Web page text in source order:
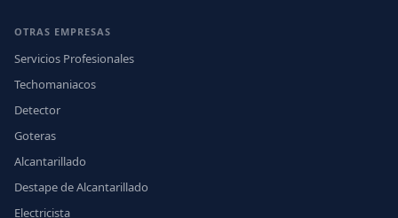
OTRAS EMPRESAS
Servicios Profesionales
Techomaniacos
Detector
Goteras
Alcantarillado
Destape de Alcantarillado
Electricista